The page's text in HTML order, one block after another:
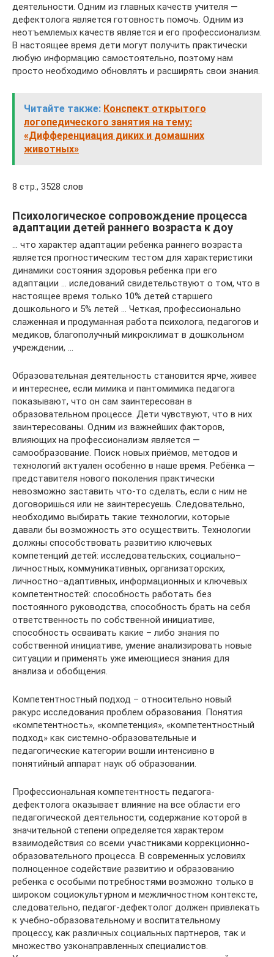
деятельности. Одним из главных качеств учителя —
дефектолога является готовность помочь. Одним из
неотъемлемых качеств является и его профессионализм.
В настоящее время дети могут получить практически
любую информацию самостоятельно, поэтому нам
просто необходимо обновлять и расширять свои знания.
Читайте также: Конспект открытого
логопедического занятия на тему:
«Дифференциация диких и домашних
животных»
8 стр., 3528 слов
Психологическое сопровождение процесса
адаптации детей раннего возраста к доу
… что характер адаптации ребенка раннего возраста
является прогностическим тестом для характеристики
динамики состояния здоровья ребенка при его
адаптации … иследований свидетельствуют о том, что в
настоящее время только 10% детей старшего
дошкольного и 5% летей … Четкая, профессионально
слаженная и продуманная работа психолога, педагогов и
медиков, благополучный микроклимат в дошкольном
учреждении, …
Образовательная деятельность становится ярче, живее
и интереснее, если мимика и пантомимика педагога
показывают, что он сам заинтересован в
образовательном процессе. Дети чувствуют, что в них
заинтересованы. Одним из важнейших факторов,
влияющих на профессионализм является —
самообразование. Поиск новых приёмов, методов и
технологий актуален особенно в наше время. Ребёнка —
представителя нового поколения практически
невозможно заставить что-то сделать, если с ним не
договоришься или не заинтересуешь. Следовательно,
необходимо выбирать такие технологии, которые
давали бы возможность это осуществить. Технологии
должны способствовать развитию ключевых
компетенций детей: исследовательских, социально–
личностных, коммуникативных, организаторских,
личностно–адаптивных, информационных и ключевых
компетентностей: способность работать без
постоянного руководства, способность брать на себя
ответственность по собственной инициативе,
способность осваивать какие – либо знания по
собственной инициативе, умение анализировать новые
ситуации и применять уже имеющиеся знания для
анализа и обобщения.
Компетентностный подход – относительно новый
ракурс исследования проблем образования. Понятия
«компетентность», «компетенция», «компетентностный
подход» как системно-образовательные и
педагогические категории вошли интенсивно в
понятийный аппарат наук об образовании.
Профессиональная компетентность педагога-
дефектолога оказывает влияние на все области его
педагогической деятельности, содержание которой в
значительной степени определяется характером
взаимодействия со всеми участниками коррекционно-
образовательного процесса. В современных условиях
полноценное содействие развитию и образованию
ребенка с особыми потребностями возможно только в
широком социокультурном и межличностном контексте,
следовательно, педагог-дефектолог должен привлекать
к учебно-образовательному и воспитательному
процессу, как различных социальных партнеров, так и
множество узконаправленных специалистов.